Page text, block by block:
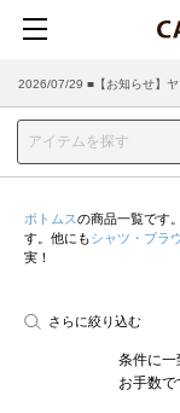
2026/07/29 ■【お知らせ】
ボトムスの商品一覧です。
す。他にもシャツ・ブラ
実！
さらに絞り込む
条件に一
お手数で